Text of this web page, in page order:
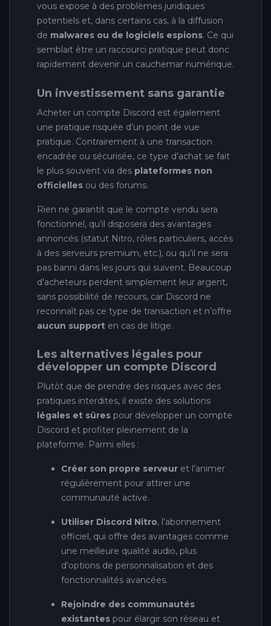
vous expose à des problèmes juridiques
potentiels et, dans certains cas, à la diffusion
de malwares ou de logiciels espions. Ce qui
semblait être un raccourci pratique peut donc
rapidement devenir un cauchemar numérique.
Un investissement sans garantie
Acheter un compte Discord est également
une pratique risquée d’un point de vue
pratique. Contrairement à une transaction
encadrée ou sécurisée, ce type d’achat se fait
le plus souvent via des plateformes non
officielles ou des forums.
Rien ne garantit que le compte vendu sera
fonctionnel, qu’il disposera des avantages
annoncés (statut Nitro, rôles particuliers, accès
à des serveurs premium, etc.), ou qu’il ne sera
pas banni dans les jours qui suivent. Beaucoup
d’acheteurs perdent simplement leur argent,
sans possibilité de recours, car Discord ne
reconnaît pas ce type de transaction et n’offre
aucun support en cas de litige.
Les alternatives légales pour
développer un compte Discord
Plutôt que de prendre des risques avec des
pratiques interdites, il existe des solutions
légales et sûres pour développer un compte
Discord et profiter pleinement de la
plateforme. Parmi elles :
Créer son propre serveur et l’animer
régulièrement pour attirer une
communauté active.
Utiliser Discord Nitro, l’abonnement
officiel, qui offre des avantages comme
une meilleure qualité audio, plus
d’options de personnalisation et des
fonctionnalités avancées.
Rejoindre des communautés
existantes pour élargir son réseau et